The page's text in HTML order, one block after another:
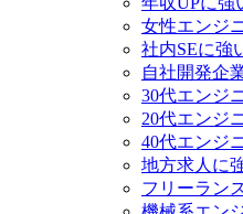
女性エンジ
社内SEに強
自社開発企
30代エンジ
20代エンジ
40代エンジ
地方求人に
フリーラン